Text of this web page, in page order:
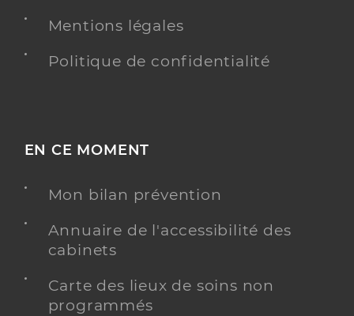
Mentions légales
Politique de confidentialité
EN CE MOMENT
Mon bilan prévention
Annuaire de l'accessibilité des
cabinets
Carte des lieux de soins non
programmés